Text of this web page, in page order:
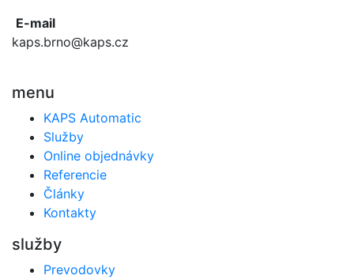
E-mail
kaps.brno@kaps.cz
menu
KAPS Automatic
Služby
Online objednávky
Referencie
Články
Kontakty
služby
Prevodovky